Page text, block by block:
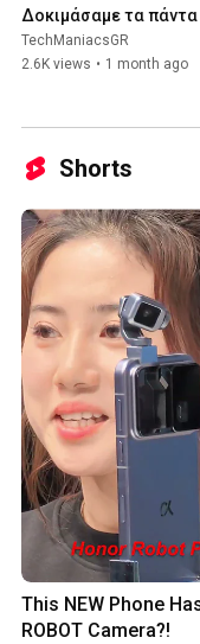
Δοκιμάσαμε τα πάντα
είναι πολύ δυνατό!
TechManiacsGR
2.6K views • 1 month ago
Shorts
This NEW Phone
ROBOT Camera?!